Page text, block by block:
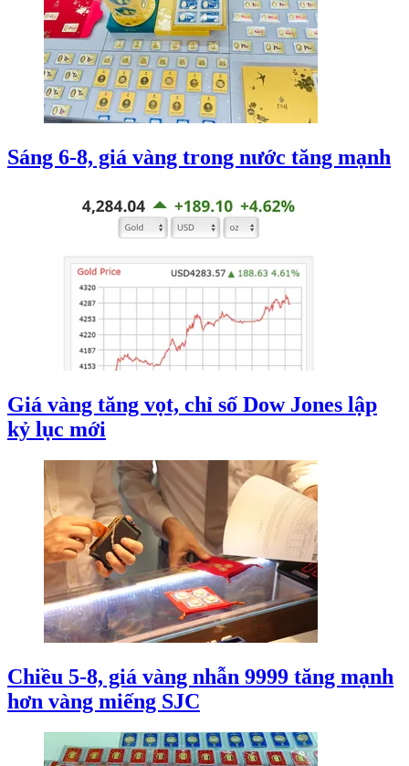
Sáng 6-8, giá vàng trong nước tăng mạnh
Giá vàng tăng vọt, chỉ số Dow Jones lập
kỷ lục mới
Chiều 5-8, giá vàng nhẫn 9999 tăng mạnh
hơn vàng miếng SJC